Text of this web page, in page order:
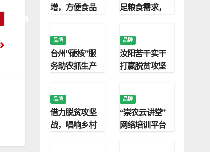
增，方便食品
足粮食需求，
多人看到
品牌
台州“硬核”服
务助农抓生产
品牌
汝阳苦干实干
打赢脱贫攻坚
品牌
借力脱贫攻坚
战，唱响乡村
品牌
“崇农云讲堂”
网络培训平台